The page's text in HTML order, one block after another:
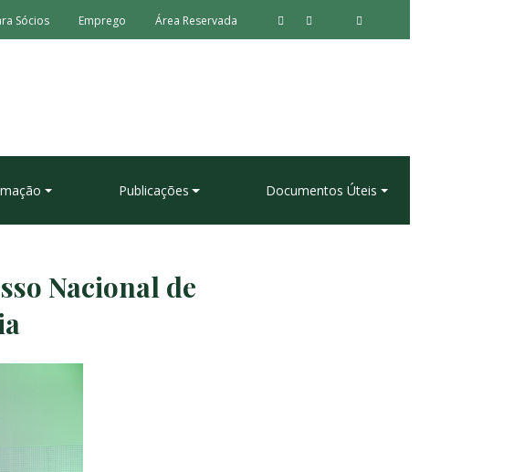
Sócios Emprego Área Reservada
Publicações Documentos Úteis
Nacional de